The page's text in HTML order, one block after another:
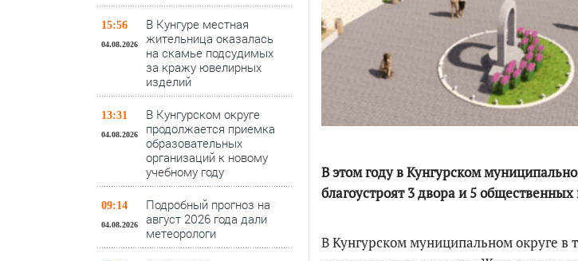
15:56
04.08.2026
В Кунгуре местная
жительница оказалась
на скамье подсудимых
за кражу ювелирных
изделий
13:31
04.08.2026
В Кунгурском округе
продолжается приемка
образовательных
организаций к новому
учебному году
09:14
04.08.2026
Подробный прогноз на
август 2026 года дали
метеорологи
В этом году в Кунгурском
благоустроят 3 двора и 5 общественных
В Кунгурском муниципальном округе в